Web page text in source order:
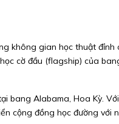
không gian học thuật
cờ đầu (flagship) của
Alabama, Hoa Kỳ.
cộng đồng học đường với